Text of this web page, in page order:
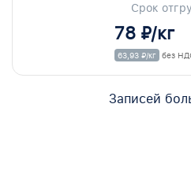
Срок
78 ₽/кг
63,93 ₽/кг без
Записей